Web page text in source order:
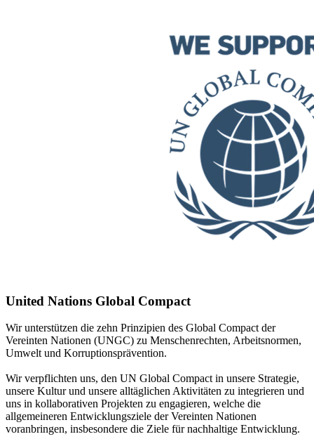
United Nations Global Compact
Wir unterstützen die zehn Prinzipien des Global Compact der
Vereinten Nationen (UNGC) zu Menschenrechten, Arbeitsnormen,
Umwelt und Korruptionsprävention.
Wir verpflichten uns, den UN Global Compact in unsere Strategie,
unsere Kultur und unsere alltäglichen Aktivitäten zu integrieren und
uns in kollaborativen Projekten zu engagieren, welche die
allgemeineren Entwicklungsziele der Vereinten Nationen
voranbringen, insbesondere die Ziele für nachhaltige Entwicklung.